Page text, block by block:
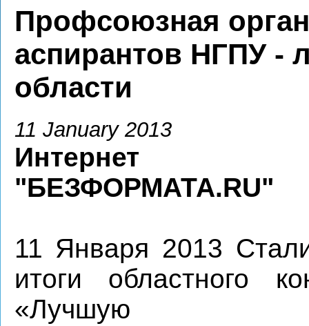
Профсоюзная
аспирантов НГПУ -
области
11 January 2013
Интернет
"БЕЗФОРМАТА.RU"
11 Января 2013
итоги областного
«Лучшую